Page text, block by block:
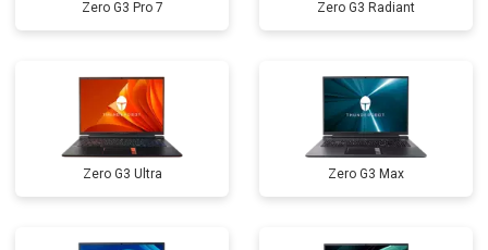
Замена оперативной памяти от 1100 ₽ Заказать
Прошивка BIOS от 1500 ₽ Заказать
Замена северного моста от 3500 ₽
Zero G3 Pro 7 Zero G3 Radiant
Zero G3 Ultra Zero G3 Max